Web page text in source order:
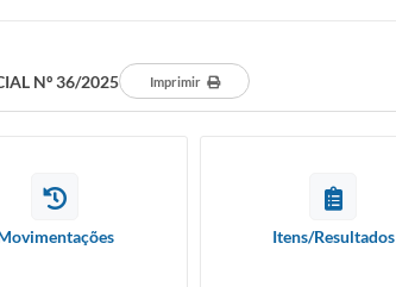
Nº 36/2025 Imprimir
Itens/Resultados